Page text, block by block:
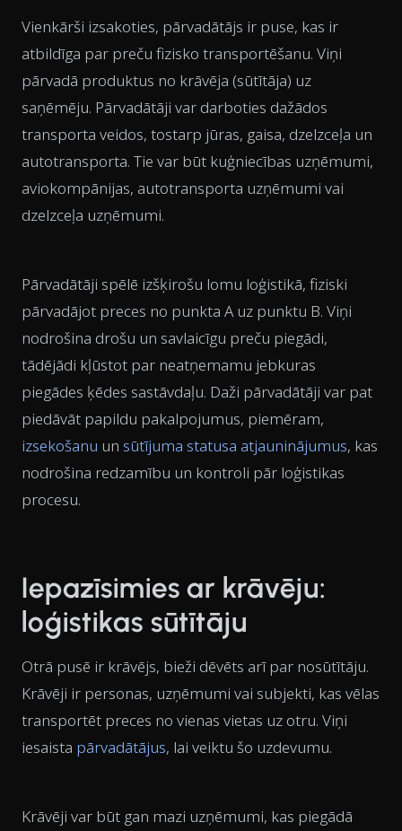
Vienkārši izsakoties, pārvadātājs ir puse, kas ir
atbildīga par preču fizisko transportēšanu. Viņi
pārvadā produktus no krāvēja (sūtītāja) uz
saņēmēju. Pārvadātāji var darboties dažādos
transporta veidos, tostarp jūras, gaisa, dzelzceļa un
autotransporta. Tie var būt kuģniecības uzņēmumi,
aviokompānijas, autotransporta uzņēmumi vai
dzelzceļa uzņēmumi.
Pārvadātāji spēlē izšķirošu lomu loģistikā, fiziski
pārvadājot preces no punkta A uz punktu B. Viņi
nodrošina drošu un savlaicīgu preču piegādi,
tādējādi kļūstot par neatņemamu jebkuras
piegādes ķēdes sastāvdaļu. Daži pārvadātāji var pat
piedāvāt papildu pakalpojumus, piemēram,
izsekošanu un sūtījuma statusa atjauninājumus, kas
nodrošina redzamību un kontroli pār loģistikas
procesu.
Iepazīsimies ar krāvēju:
loģistikas sūtītāju
Otrā pusē ir krāvējs, bieži dēvēts arī par nosūtītāju.
Krāvēji ir personas, uzņēmumi vai subjekti, kas vēlas
transportēt preces no vienas vietas uz otru. Viņi
iesaista pārvadātājus, lai veiktu šo uzdevumu.
Krāvēji var būt gan mazi uzņēmumi, kas piegādā